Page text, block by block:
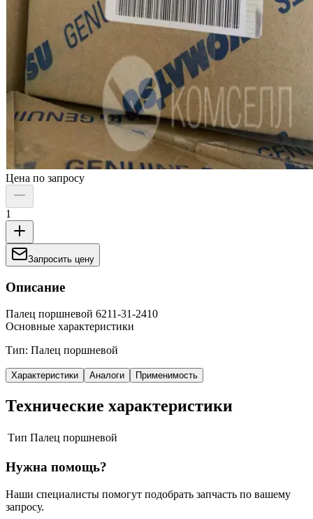
Цена по запросу
1
Запросить цену
Описание
Палец поршневой 6211-31-2410
Основные характеристики
Тип: Палец поршневой
Характеристики Аналоги Применимость
Технические характеристики
Тип Палец поршневой
Нужна помощь?
Наши специалисты помогут подобрать запчасть по вашему
запросу.